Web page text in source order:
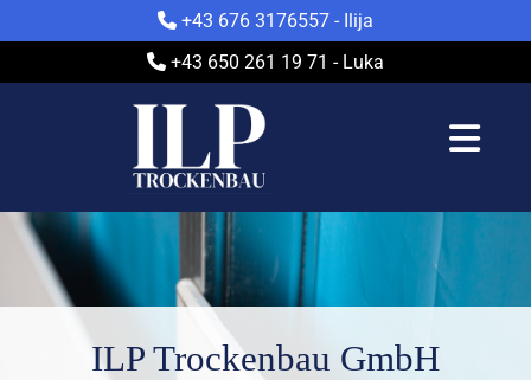
 +43 676 3176557 - Ilija
 +43 650 261 19 71 - Luka
ILP Trockenbau GmbH